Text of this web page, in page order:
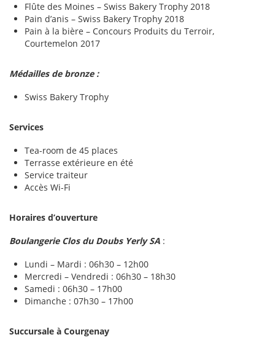
Flûte des Moines – Swiss Bakery Trophy 2018
Pain d’anis – Swiss Bakery Trophy 2018
Pain à la bière – Concours Produits du Terroir,
Courtemelon 2017
Médailles de bronze :
Swiss Bakery Trophy
Services
Tea-room de 45 places
Terrasse extérieure en été
Service traiteur
Accès Wi-Fi
Horaires d’ouverture
Boulangerie Clos du Doubs Yerly SA :
Lundi – Mardi : 06h30 – 12h00
Mercredi – Vendredi : 06h30 – 18h30
Samedi : 06h30 – 17h00
Dimanche : 07h30 – 17h00
Succursale à Courgenay